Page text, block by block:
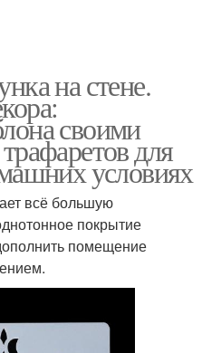
на стене.
своими
для
условиях
всё большую
покрытие
помещение